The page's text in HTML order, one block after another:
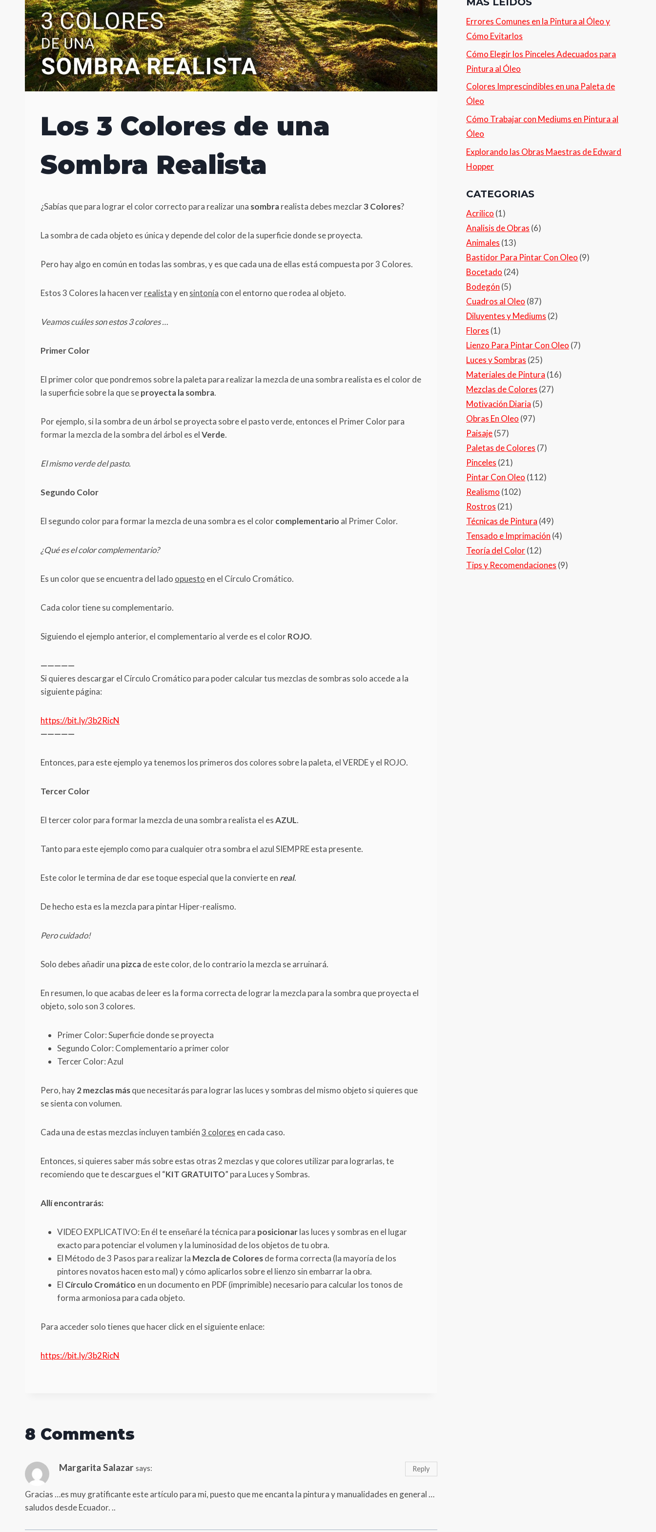
Los 3 Colores de una
Sombra Realista
¿Sabías que para lograr el color correcto para realizar una sombrarealista debes mezclar3 Colores?
La sombra de cada objeto es única y depende del color de la superficie donde se proyecta.
Pero hay algo en común en todas las sombras, y es que cada una de ellas está compuesta por 3 Colores.
Estos 3 Colores la hacen verrealistay en sintonía con el entorno que rodea al objeto.
Veamos cuáles son estos 3 colores …
Primer Color
El primer color que pondremos sobre la paleta para realizar la mezcla de una sombra realista es el color de
la superficie sobre la que seproyecta la sombra.
Por ejemplo, si la sombra de un árbol se proyecta sobre el pasto verde, entonces el Primer Color para
formar la mezcla de la sombra del árbol es elVerde.
El mismo verde del pasto.
Segundo Color
El segundo color para formar la mezcla de una sombra es el colorcomplementario al Primer Color.
¿Qué es el color complementario?
Es un color que se encuentra del lado opuesto en el Círculo Cromático.
Cada color tiene su complementario.
Siguiendo el ejemplo anterior, el complementario al verde es el colorROJO.
—————
Si quieres descargar el Círculo Cromático para poder calcular tus mezclas de sombras solo accede a la
siguiente página:
https://bit.ly/3b2RicN
—————
Entonces, para este ejemplo ya tenemos los primeros dos colores sobre la paleta, el VERDE y el ROJO.
Tercer Color
El tercer color para formar la mezcla de una sombra realista el esAZUL.
Tanto para este ejemplo como para cualquier otra sombra el azul SIEMPRE esta presente.
Este color le termina de dar ese toque especial que la convierte en real.
De hecho esta es la mezcla para pintar Hiper-realismo.
Pero cuidado!
Solo debes añadir una pizcade este color, de lo contrario la mezcla se arruinará.
En resumen, lo que acabas de leer es la forma correcta de lograr la mezcla para la sombra que proyecta el
objeto, solo son 3 colores.
Primer Color: Superficie donde se proyecta
Segundo Color: Complementario a primer color
Tercer Color: Azul
Pero, hay2 mezclas másque necesitarás para lograr las luces y sombras del mismo objeto si quieres que
se sienta con volumen.
Cada una de estas mezclas incluyen también3 colores en cada caso.
Entonces, si quieres saber más sobre estas otras 2 mezclas y que colores utilizar para lograrlas, te
recomiendo que te descargues el “KIT GRATUITO” para Luces y Sombras.
Allí encontrarás:
VIDEO EXPLICATIVO: En él te enseñaré la técnica para posicionarlas luces y sombras en el lugar
exacto para potenciar el volumen y la luminosidad de los objetos de tu obra.
El Método de 3 Pasos para realizar la Mezcla de Coloresde forma correcta (la mayoría de los
pintores novatos hacen esto mal) y cómo aplicarlos sobre el lienzo sin embarrar la obra.
El Círculo Cromático en un documento en PDF (imprimible) necesario para calcular los tonos de
forma armoniosa para cada objeto.
Para acceder solo tienes que hacer click en el siguiente enlace:
https://bit.ly/3b2RicN
8 Comments
Margarita Salazar says:
Gracias …es muy gratificante este artículo para mi, puesto que me encanta la pintura y manualidades en general …
saludos desde Ecuador. ..
Reply
Errores Comunes en la Pintura al Óleo y
Cómo Evitarlos
Cómo Elegir los Pinceles Adecuados para
Pintura al Óleo
Colores Imprescindibles en una Paleta de
Óleo
Cómo Trabajar con Mediums en Pintura al
Óleo
Explorando las Obras Maestras de Edward
Hopper
CATEGORIAS
Acrilico (1)
Analisis de Obras (6)
Animales (13)
Bastidor Para Pintar Con Oleo (9)
Bocetado (24)
Bodegón (5)
Cuadros al Oleo (87)
Diluyentes y Mediums (2)
Flores (1)
Lienzo Para Pintar Con Oleo (7)
Luces y Sombras (25)
Materiales de Pintura (16)
Mezclas de Colores (27)
Motivación Diaria (5)
Obras En Oleo (97)
Paisaje(57)
Paletas de Colores (7)
Pinceles (21)
Pintar Con Oleo (112)
Realismo (102)
Rostros (21)
Técnicas de Pintura (49)
Tensado e Imprimación (4)
Teoría del Color(12)
Tips y Recomendaciones (9)